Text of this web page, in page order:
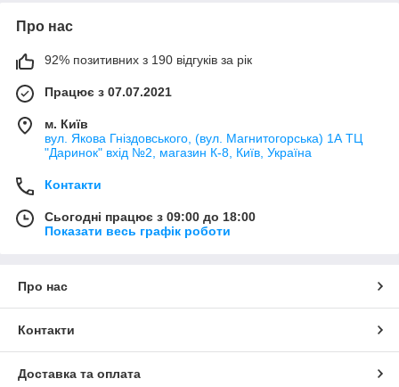
Про нас
92% позитивних з 190 відгуків за рік
Працює з 07.07.2021
м. Київ
вул. Якова Гніздовського, (вул. Магнитогорська) 1А ТЦ
"Даринок" вхід №2, магазин К-8, Київ, Україна
Контакти
Сьогодні працює з 09:00 до 18:00
Показати весь графік роботи
Про нас
Контакти
Доставка та оплата